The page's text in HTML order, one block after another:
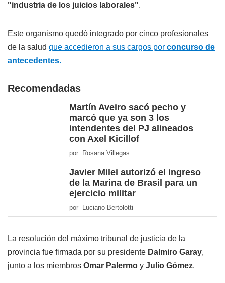
"industria de los juicios laborales".
Este organismo quedó integrado por cinco profesionales
de la salud que accedieron a sus cargos por concurso de
antecedentes.
Recomendadas
Martín Aveiro sacó pecho y
marcó que ya son 3 los
intendentes del PJ alineados
con Axel Kicillof
por Rosana Villegas
Javier Milei autorizó el ingreso
de la Marina de Brasil para un
ejercicio militar
por Luciano Bertolotti
La resolución del máximo tribunal de justicia de la
provincia fue firmada por su presidente Dalmiro Garay,
junto a los miembros Omar Palermo y Julio Gómez.